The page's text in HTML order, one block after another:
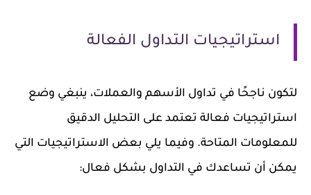
استراتيجيات التداول الفعالة
لتكون ناجحًا في تداول الأسهم والعملات، ينبغي وضع
استراتيجيات فعالة تعتمد على التحليل الدقيق
للمعلومات المتاحة. وفيما يلي بعض الاستراتيجيات التي
يمكن أن تساعدك في التداول بشكل فعال: